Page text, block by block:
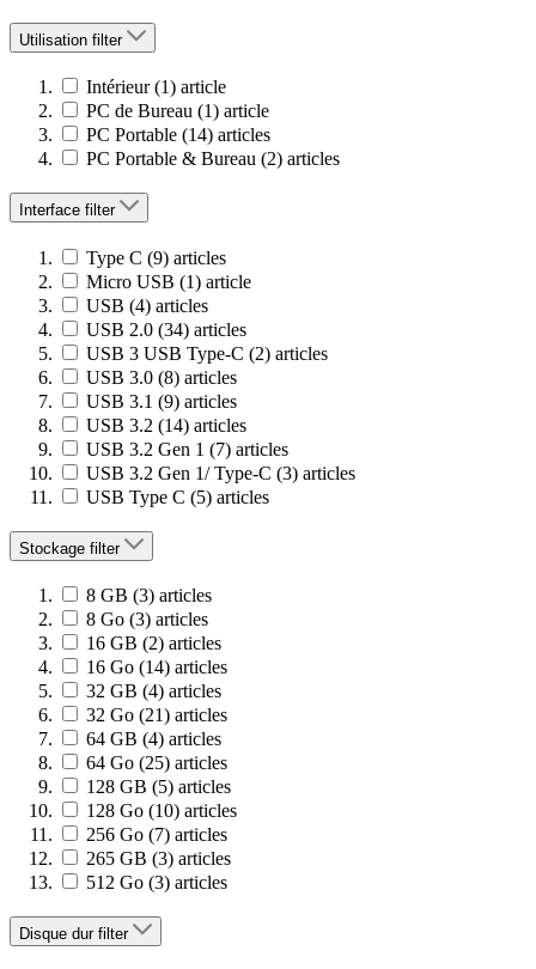
Utilisation filter
Intérieur (1) article
PC de Bureau (1) article
PC Portable (14) articles
PC Portable & Bureau (2) articles
Interface filter
Type C (9) articles
Micro USB (1) article
USB (4) articles
USB 2.0 (34) articles
USB 3 USB Type-C (2) articles
USB 3.0 (8) articles
USB 3.1 (9) articles
USB 3.2 (14) articles
USB 3.2 Gen 1 (7) articles
USB 3.2 Gen 1/ Type-C (3) articles
USB Type C (5) articles
Stockage filter
8 GB (3) articles
8 Go (3) articles
16 GB (2) articles
16 Go (14) articles
32 GB (4) articles
32 Go (21) articles
64 GB (4) articles
64 Go (25) articles
128 GB (5) articles
128 Go (10) articles
256 Go (7) articles
265 GB (3) articles
512 Go (3) articles
Disque dur filter